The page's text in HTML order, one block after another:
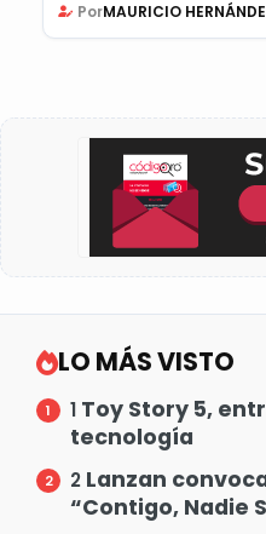
PorMAURICIO
LO MÁS VISTO
1 Toy Story 5,
tecnología
2 Lanzan
“Contigo, Nadie